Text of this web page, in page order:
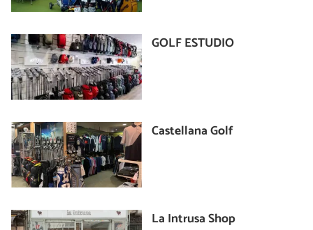
GOLF ESTUDIO
Castellana Golf
La Intrusa Shop